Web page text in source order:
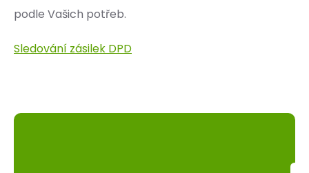
podle Vašich potřeb.
Sledování zásilek DPD